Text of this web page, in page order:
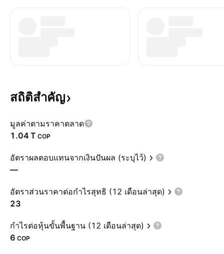
สถิติสำคัญ
มูลค่าตามราคาตลาด
‪1.04 T‬ COP
อัตราผลตอบแทนจากเงินปันผล (ระบุไว้)
—
อัตราส่วนราคาต่อกำไรสุทธิ (12 เดือนล่าสุด)
23
กำไรต่อหุ้นขั้นพื้นฐาน (12 เดือนล่าสุด)
6 COP